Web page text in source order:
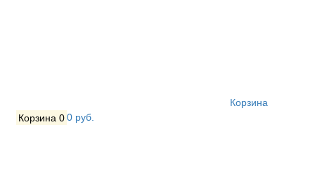
Корзина
Корзина 00 руб.